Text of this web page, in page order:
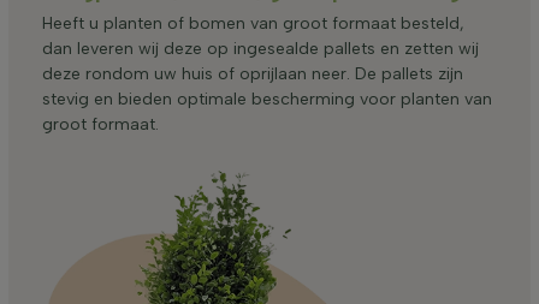
Heeft u planten of bomen van groot formaat besteld,
dan leveren wij deze op ingesealde pallets en zetten wij
deze rondom uw huis of oprijlaan neer. De pallets zijn
stevig en bieden optimale bescherming voor planten van
groot formaat.